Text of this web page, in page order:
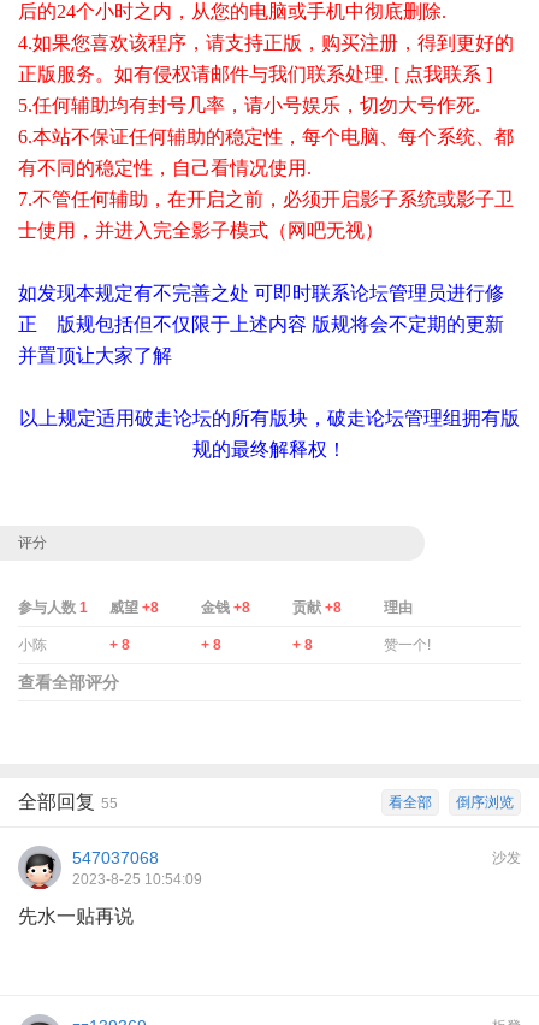
后的24个小时之内，从您的电脑或手机中彻底删除.
4.如果您喜欢该程序，请支持正版，购买注册，得到更好的
正版服务。如有侵权请邮件与我们联系处理. [ 点我联系 ]
5.任何辅助均有封号几率，请小号娱乐，切勿大号作死.
6.本站不保证任何辅助的稳定性，每个电脑、每个系统、都
有不同的稳定性，自己看情况使用.
7.不管任何辅助，在开启之前，必须开启影子系统或影子卫
士使用，并进入完全影子模式（网吧无视）
如发现本规定有不完善之处 可即时联系论坛管理员进行修
正 版规包括但不仅限于上述内容 版规将会不定期的更新
并置顶让大家了解
以上规定适用破走论坛的所有版块，破走论坛管理组拥有版
规的最终解释权！
评分
参与人数 1 威望 +8 金钱 +8 贡献 +8 理由
小陈 + 8 + 8 + 8 赞一个!
查看全部评分
倒序浏览
看全部
全部回复 55
沙发
547037068
2023-8-25 10:54:09
先水一贴再说